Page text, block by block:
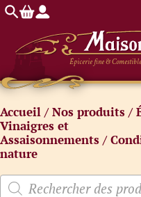
Épicerie fine &
Accueil /Nos produits /
Vinaigres et
Assaisonnements /
nature